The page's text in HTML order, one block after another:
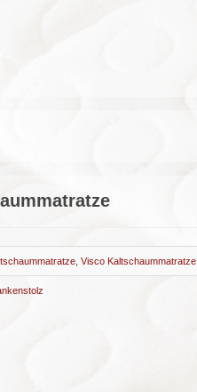
, Visco Kaltschaummatratze